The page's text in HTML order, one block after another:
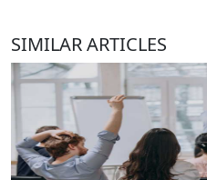
SIMILAR ARTICLES